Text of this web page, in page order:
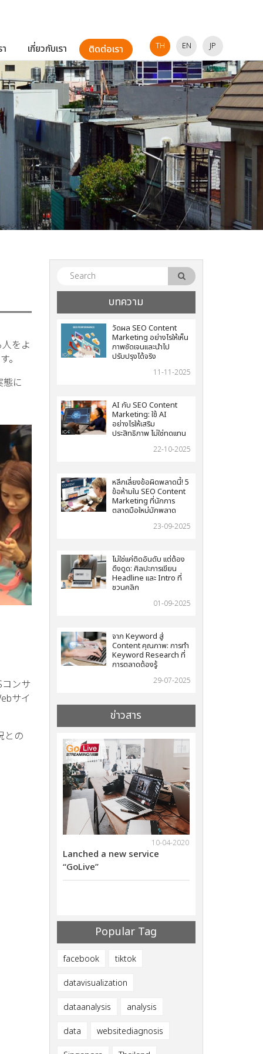
เกี่ยวกับเรา ติดต่อเรา TH EN JP
をよ
。
に
ンサ
サイ
との
บทความ
วัดผล SEO Content
Marketing อย่างไรให้เห็น
ภาพชัดเจนและนำไป
ปรับปรุงได้จริง
11-11-2025
AI กับ SEO Content
Marketing: ใช้ AI
อย่างไรให้เสริม
ประสิทธิภาพ ไม่ใช่ทดแทน
22-10-2025
หลีกเลี่ยงข้อผิดพลาดนี้! 5
ข้อห้ามใน SEO Content
Marketing ที่นักการ
ตลาดมือใหม่มักพลาด
23-09-2025
ไม่ใช่แค่ติดอันดับ แต่ต้อง
ดึงดูด: ศิลปะการเขียน
Headline และ Intro ที่
ชวนคลิก
01-09-2025
จาก Keyword สู่
Content คุณภาพ: การทำ
Keyword Research ที่
การตลาดต้องรู้
29-07-2025
ข่าวสาร
10-04-2020
Lanched a new service
“GoLive”
Popular Tag
facebook
tiktok
datavisualization
dataanalysis
analysis
data
websitediagnosis